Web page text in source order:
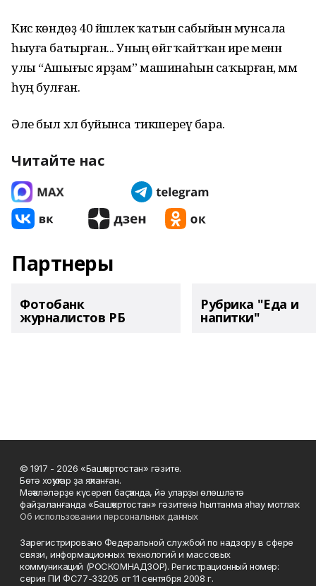
Кисә көндөҙ 40 йәшлек ҡатын сабыйын мунсала
һыуға батырған... Уның өйгә ҡайтҡан ире менән
улы “Ашығыс ярҙам” машинаһын саҡырған, әммә
һуң булған.
Әле был хәл буйынса тикшереү бара.
Читайте нас
Партнеры
Фотобанк
журналистов РБ
Рубрика "Еда и
напитки"
© 1917 - 2026 «Башҡортостан» гәзите.
Бөтә хоҡуҡтар ҙа яҡланған.
Мәҡәләләрҙе күсереп баҫҡанда, йә уларҙы өлөшләтә
файҙаланғанда «Башҡортостан» гәзитенә һылтанма яһау мотлаҡ.
Об использовании персональных данных
Зарегистрировано Федеральной службой по надзору в сфере
связи, информационных технологий и массовых
коммуникаций (РОСКОМНАДЗОР). Регистрационный номер:
серия ПИ ФС77-33205 от 11 сентября 2008 г.